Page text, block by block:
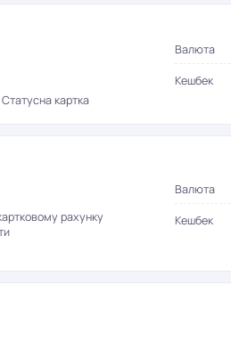
Статусна картка
Валюта
Кешбек
рахунку
Валюта
Кешбек